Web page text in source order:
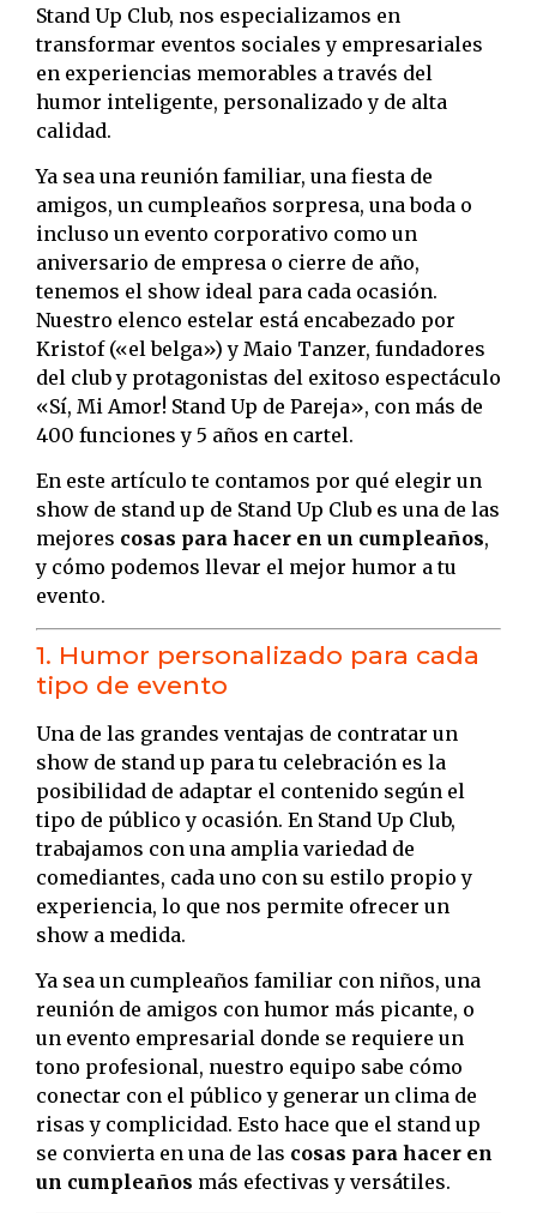
Stand Up Club, nos especializamos en
transformar eventos sociales y empresariales
en experiencias memorables a través del
humor inteligente, personalizado y de alta
calidad.
Ya sea una reunión familiar, una fiesta de
amigos, un cumpleaños sorpresa, una boda o
incluso un evento corporativo como un
aniversario de empresa o cierre de año,
tenemos el show ideal para cada ocasión.
Nuestro elenco estelar está encabezado por
Kristof («el belga») y Maio Tanzer, fundadores
del club y protagonistas del exitoso espectáculo
«Sí, Mi Amor! Stand Up de Pareja», con más de
400 funciones y 5 años en cartel.
En este artículo te contamos por qué elegir un
show de stand up de Stand Up Club es una de las
mejores cosas para hacer en un cumpleaños,
y cómo podemos llevar el mejor humor a tu
evento.
1. Humor personalizado para cada
tipo de evento
Una de las grandes ventajas de contratar un
show de stand up para tu celebración es la
posibilidad de adaptar el contenido según el
tipo de público y ocasión. En Stand Up Club,
trabajamos con una amplia variedad de
comediantes, cada uno con su estilo propio y
experiencia, lo que nos permite ofrecer un
show a medida.
Ya sea un cumpleaños familiar con niños, una
reunión de amigos con humor más picante, o
un evento empresarial donde se requiere un
tono profesional, nuestro equipo sabe cómo
conectar con el público y generar un clima de
risas y complicidad. Esto hace que el stand up
se convierta en una de las cosas para hacer en
un cumpleaños más efectivas y versátiles.